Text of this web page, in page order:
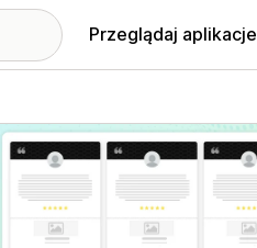
Przeglądaj aplikacje